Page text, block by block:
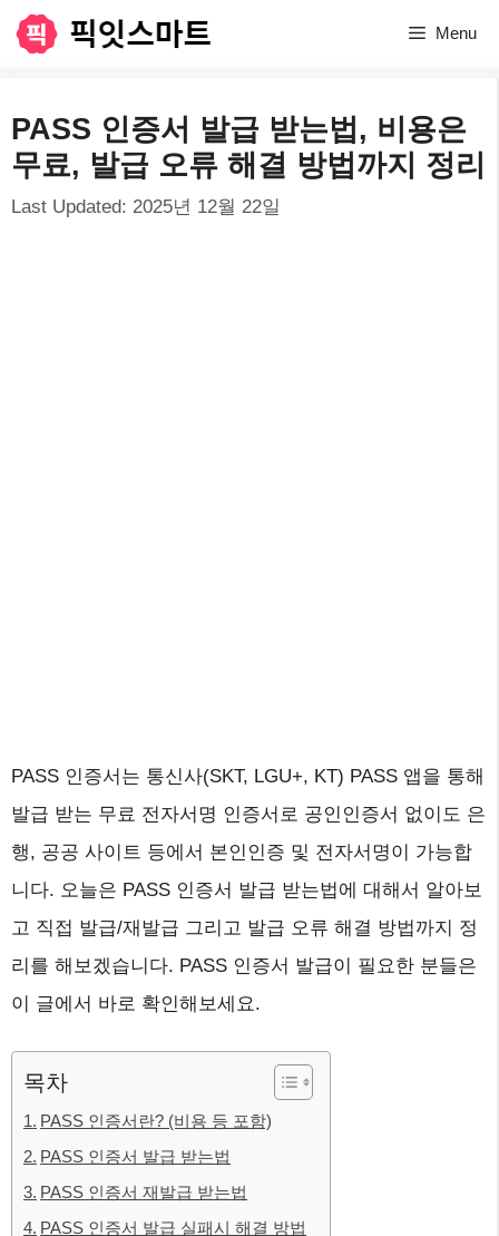
로
건
너
Menu
PASS 인증서 발급 받는법, 비용은
무료, 발급 오류 해결 방법까지 정리
Last Updated: 2025년 12월 22일
PASS 인증서는 통신사(SKT, LGU+, KT) PASS 앱을 통해
발급 받는 무료 전자서명 인증서로 공인인증서 없이도 은
행, 공공 사이트 등에서 본인인증 및 전자서명이 가능합
니다. 오늘은 PASS 인증서 발급 받는법에 대해서 알아보
고 직접 발급/재발급 그리고 발급 오류 해결 방법까지 정
리를 해보겠습니다. PASS 인증서 발급이 필요한 분들은
이 글에서 바로 확인해보세요.
목차
PASS 인증서란? (비용 등 포함)
PASS 인증서 발급 받는법
PASS 인증서 재발급 받는법
PASS 인증서 발급 실패시 해결 방법